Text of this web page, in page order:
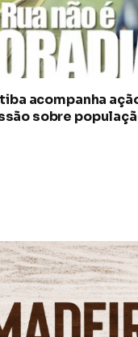
acompanha
sobre